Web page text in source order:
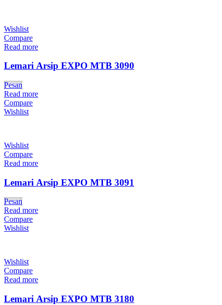
Wishlist
Compare
Read more
Lemari Arsip EXPO MTB 3090
Pesan
Read more
Compare
Wishlist
Wishlist
Compare
Read more
Lemari Arsip EXPO MTB 3091
Pesan
Read more
Compare
Wishlist
Wishlist
Compare
Read more
Lemari Arsip EXPO MTB 3180